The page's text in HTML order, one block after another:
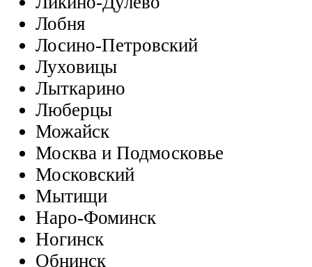
Лобня
Лосино-Петровский
Луховицы
Лыткарино
Люберцы
Можайск
Москва и Подмосковье
Московский
Мытищи
Наро-Фоминск
Ногинск
Обнинск